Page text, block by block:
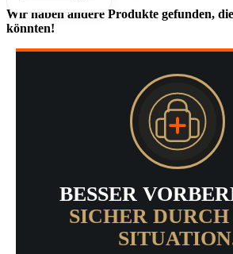
Wir haben andere Produkte gefunden,
könnten!
BESSER
SICHER DURCH